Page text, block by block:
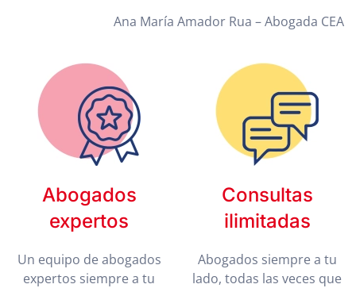
Ana María Amador Rua – Abogada CEA
Abogados
expertos
Un equipo de abogados
expertos siempre a tu
Consultas
ilimitadas
Abogados siempre a tu
lado, todas las veces que